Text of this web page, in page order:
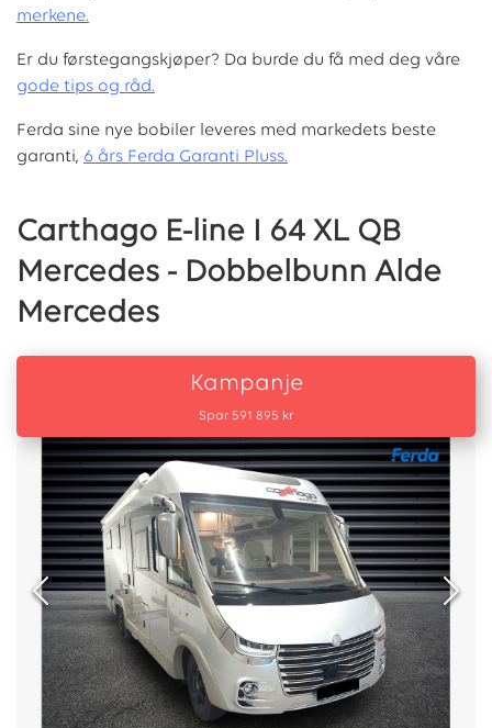
merkene.
Er du førstegangskjøper? Da burde du få med deg våre
gode tips og råd.
Ferda sine nye bobiler leveres med markedets beste
garanti, 6 års Ferda Garanti Pluss.
Carthago E-line I 64 XL QB
Mercedes - Dobbelbunn Alde
Mercedes
Kampanje
Spar 591 895 kr